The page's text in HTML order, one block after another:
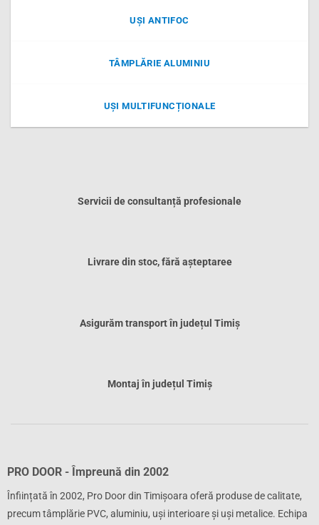
UȘI ANTIFOC
TÂMPLĂRIE ALUMINIU
UȘI MULTIFUNCȚIONALE
Servicii de consultanță profesionale
Livrare din stoc, fără așteptaree
Asigurăm transport în județul Timiș
Montaj în județul Timiș
PRO DOOR - Împreună din 2002
Înființată în 2002, Pro Door din Timișoara oferă produse de calitate,
precum tâmplărie PVC, aluminiu, uși interioare și uși metalice. Echipa